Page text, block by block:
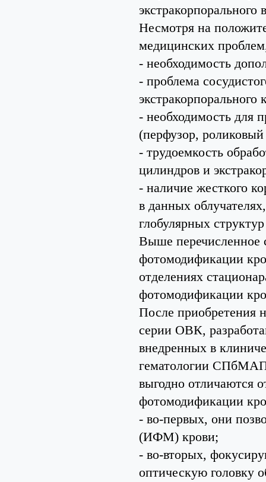
экстракорпорального
Несмотря на
медицинских
- необходимость
- проблема
экстракорпорального
- необходимость для
(перфузор,
- трудоемкость
цилиндров и
- наличие жесткого
в данных
глобулярных
Выше перечисленное
фотомодификации
отделениях
фотомодификации
После приобретения
серии ОВК,
внедренных в
гематологии
выгодно отличаются
фотомодификации
- во-первых, они
(ИФМ) крови;
- во-вторых,
оптическую головку